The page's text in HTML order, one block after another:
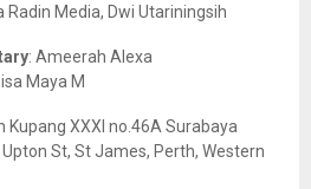
Radin Media, Dwi Utariningsih
: Ameerah Alexa
Maya M
Kupang XXXI no.46A Surabaya
Upton St, St James, Perth, Western